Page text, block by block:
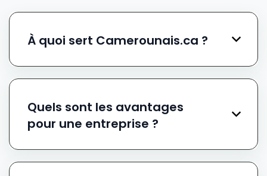
À quoi sert Camerounais.ca ?
Quels sont les avantages
pour une entreprise ?